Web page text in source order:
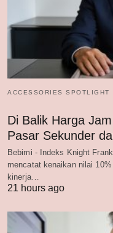
ACCESSORIES SPOTLIGHT
Di Balik Harga
Pasar Sekunder
Bebimi - Indeks Knight
mencatat kenaikan nilai
kinerja…
21 hours ago